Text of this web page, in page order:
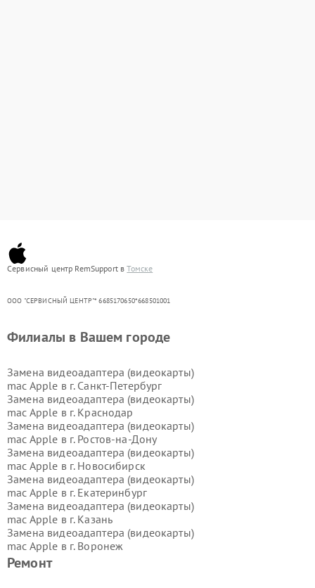
Сервисный центр RemSupport вТомске
ООО "СЕРВИСНЫЙ ЦЕНТР"* 6685170650*668501001
Ремонт
Филиалы в Вашем городе
Замена видеоадаптера (видеокарты)
mac Apple в г. Санкт-Петербург
Замена видеоадаптера (видеокарты)
mac Apple в г. Краснодар
Замена видеоадаптера (видеокарты)
mac Apple в г. Ростов-на-Дону
Замена видеоадаптера (видеокарты)
mac Apple в г. Новосибирск
Замена видеоадаптера (видеокарты)
mac Apple в г. Екатеринбург
Замена видеоадаптера (видеокарты)
mac Apple в г. Казань
Замена видеоадаптера (видеокарты)
mac Apple в г. Воронеж
Замена видеоадаптера (видеокарты)